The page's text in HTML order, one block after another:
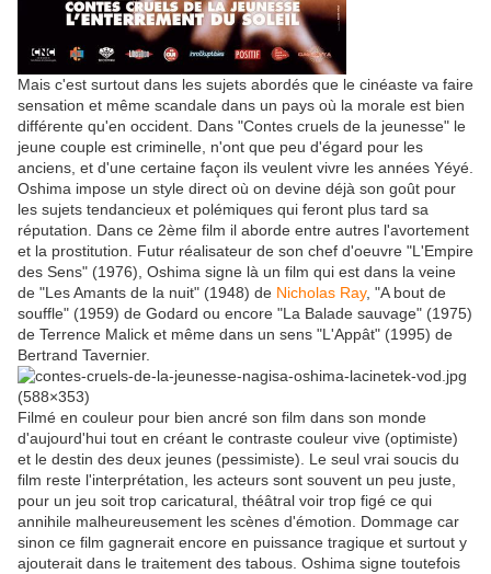
Mais c'est surtout dans les sujets abordés que le cinéaste va faire
sensation et même scandale dans un pays où la morale est bien
différente qu'en occident. Dans "Contes cruels de la jeunesse" le
jeune couple est criminelle, n'ont que peu d'égard pour les
anciens, et d'une certaine façon ils veulent vivre les années Yéyé.
Oshima impose un style direct où on devine déjà son goût pour
les sujets tendancieux et polémiques qui feront plus tard sa
réputation. Dans ce 2ème film il aborde entre autres l'avortement
et la prostitution. Futur réalisateur de son chef d'oeuvre "L'Empire
des Sens" (1976), Oshima signe là un film qui est dans la veine
de "Les Amants de la nuit" (1948) de Nicholas Ray, "A bout de
souffle" (1959) de Godard ou encore "La Balade sauvage" (1975)
de Terrence Malick et même dans un sens "L'Appât" (1995) de
Bertrand Tavernier.
Filmé en couleur pour bien ancré son film dans son monde
d'aujourd'hui tout en créant le contraste couleur vive (optimiste)
et le destin des deux jeunes (pessimiste). Le seul vrai soucis du
film reste l'interprétation, les acteurs sont souvent un peu juste,
pour un jeu soit trop caricatural, théâtral voir trop figé ce qui
annihile malheureusement les scènes d'émotion. Dommage car
sinon ce film gagnerait encore en puissance tragique et surtout y
ajouterait dans le traitement des tabous. Oshima signe toutefois